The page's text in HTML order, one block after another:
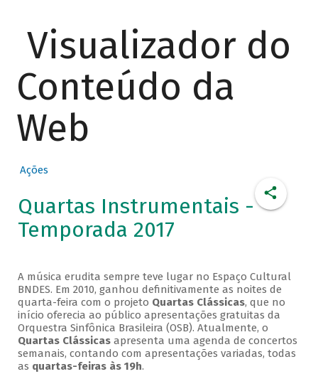
Visualizador do
Conteúdo da
Web
Ações
Quartas Instrumentais -
Temporada 2017
A música erudita sempre teve lugar no Espaço Cultural
BNDES. Em 2010, ganhou definitivamente as noites de
quarta-feira com o projeto Quartas Clássicas, que no
início oferecia ao público apresentações gratuitas da
Orquestra Sinfônica Brasileira (OSB). Atualmente, o
Quartas Clássicasapresenta uma agenda de concertos
semanais, contando com apresentações variadas, todas
as quartas-feiras às 19h.